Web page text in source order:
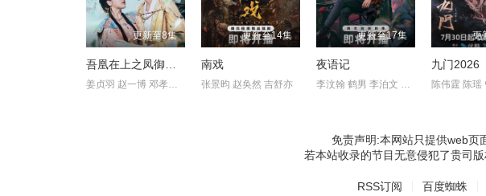
更新至8集 更新至14集
南戏
张景昀 赵奂然 吉舒亦
更新至17集
夜语记
更
九门2026
免责声明:本网站只提供web页
若本站收录的节目无意侵犯了贵司
RSS订阅 百度蜘蛛